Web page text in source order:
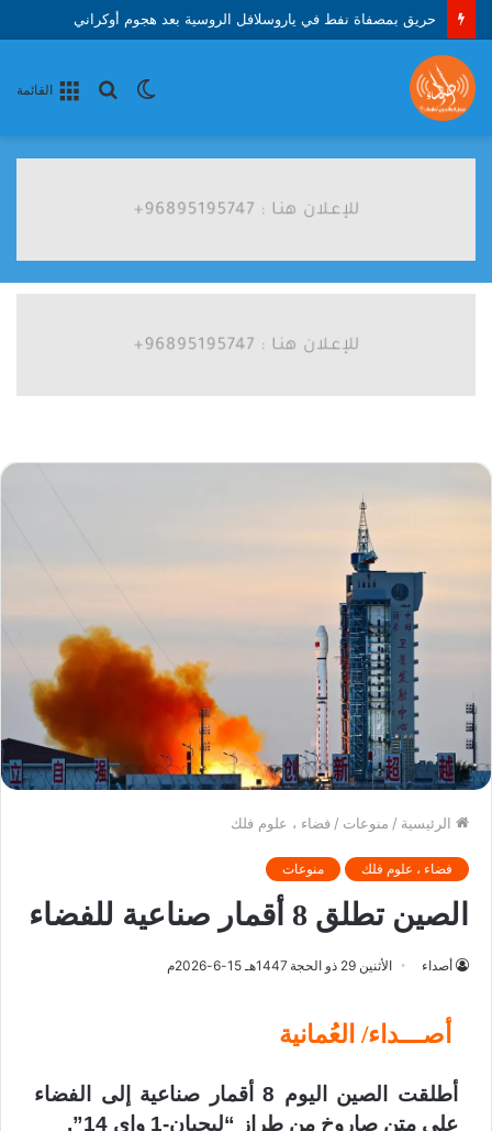
حريق بمصفاة نفط في ياروسلافل الروسية بعد هجوم أوكراني
القائمة
بحث الوضع
الرئيسية / منوعات / فضاء ، علوم فلك
فضاء ، علوم فلك منوعات
الصين تطلق 8 أقمار صناعية للفضاء
أصداء الأثنين 29 ذو الحجة 1447هـ 15-6-2026م
أصـــداء/ العُمانية
أطلقت الصين اليوم 8 أقمار صناعية إلى الفضاء
على متن صاروخ من طراز “ليجيان-1 واي 14”.